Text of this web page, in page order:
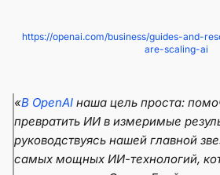
https://openai.com/business/guides-and-
are-scaling-ai
«В OpenAI наша цель проста:
превратить ИИ в измеримые
руководствуясь нашей главной
самых мощных ИИ-технологий,